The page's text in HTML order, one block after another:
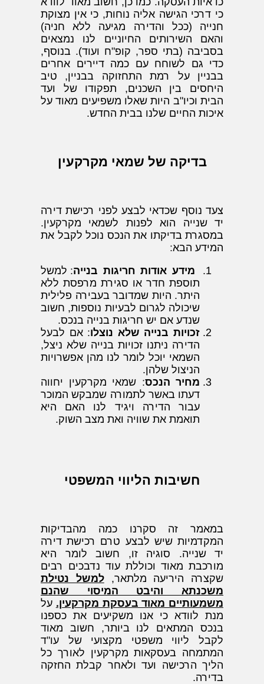
כי דרכי הגישה אליה נוחות, כי אין מצוקת
חנייה (ככל והדירה מגיעה ללא חניה)
והאם השירותים החיוניים לנו נמצאים
בסביבה (בתי ספר, קופ"ח ועוד). בנוסף,
כדי גם לשוחח עם כמה דיירים אחרים
בבניין על רמת התחזוקה בבניין, טיב
היחסים בין השכנים, תפקודו של ועד
הבית וכיו"ב היות שאלו משפיעים מאוד על
איכות החיים שלנו בבית החדש.
בדיקה של שמאי מקרקעין
צעד נוסף שכדאי לבצע לפני רכישת דירה
יד שנייה הוא לפנות לשמאי מקרקעין.
במסגרת בדיקתו את הנכס נוכל לקבל את
המידע הבא:
מידע אודות חריגות בנייה: למשל
תוספת חדר או סגירת מרפסת ללא
היתר. היות שמדובר בעבירה פלילית
שיכולה לגרום לבעיות נוספות, חשוב
שנדע אם יש חריגות בנייה בנכס.
זכויות בנייה שלא נוצלו: אם לבעל
הדירה ניתנו זכויות בנייה שלא ניצל,
השמאי יוכל לומר לנו מהן אפשרויות
הניצול שלהן.
מחיר הנכס: שמאי מקרקעין יחווה
דעתו באשר לתמורה שמבקש המוכר
עבור הדירה ויגיד לנו האם היא
תואמת את שוויה ואת מצב השוק.
חשיבות הליווי המשפטי
במאמר זה סקרנו כמה מהבדיקות
המקדמיות שיש לבצע טרם רכישת דירה
יד שנייה. סוגיה זו, חשוב לומר היא
מורכבת מאוד וכוללת עוד נדבכים רבים
שקצרה היריעה מלתאר,למשל נטילת
משכנתא והיבט המיסוי שהנם
משמעותיים מאוד בעסקת מקרקעין. על
מנת לוודא כי אנו משקיעים את כספנו
בנכס המתאים לנו ביותר, חשוב מאוד
לקבל ליווי משפטי מקצועי של עו"ד
המתמחה בעסקאות מקרקעין לאורך כל
הליך הרכישה ועד ולאחר קבלת החזקה
בדירה.